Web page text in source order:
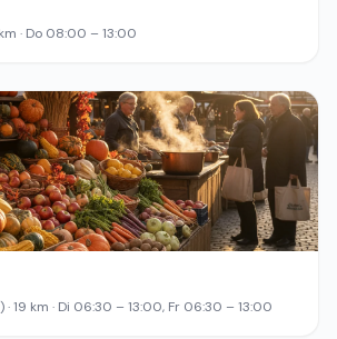
· Do 08:00 – 13:00
19 km · Di 06:30 – 13:00, Fr 06:30 – 13:00